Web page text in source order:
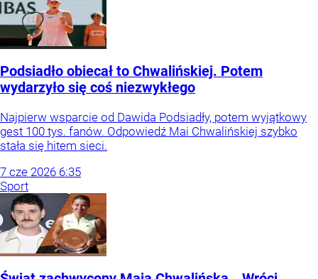
Podsiadło obiecał to Chwalińskiej. Potem
wydarzyło się coś niezwykłego
Najpierw wsparcie od Dawida Podsiadły, potem wyjątkowy
gest 100 tys. fanów. Odpowiedź Mai Chwalińskiej szybko
stała się hitem sieci.
7 cze 2026 6:35
Sport